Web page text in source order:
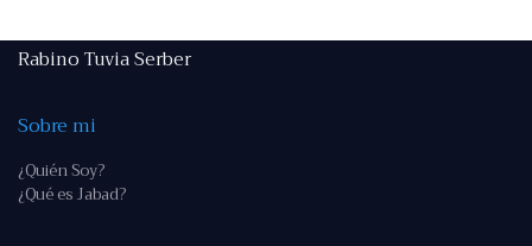
Rabino Tuvia Serber
Sobre mi
¿Quién Soy?
¿Qué es Jabad?